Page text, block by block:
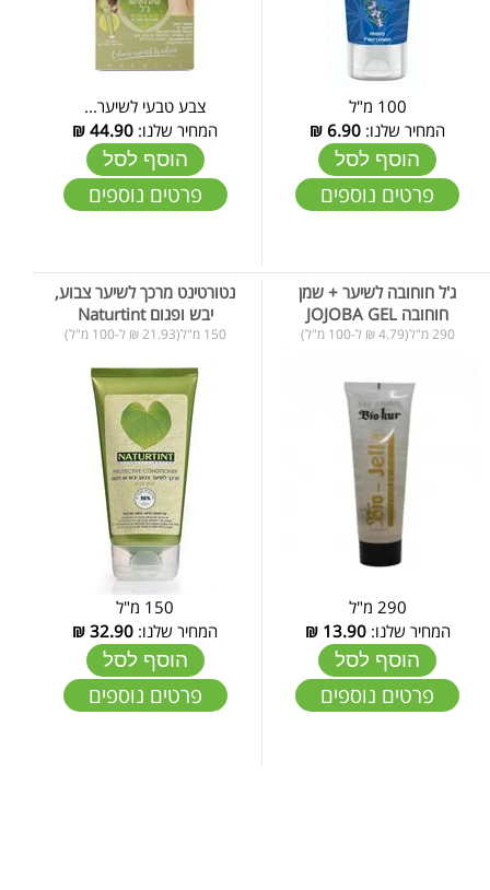
100 מ"ל
המחיר שלנו: 6.90
₪
הוסף לסל
פרטים נוספים
צבע טבעי לשיער...
המחיר שלנו: 44.90
₪
הוסף לסל
פרטים נוספים
ג'ל חוחובה לשיער + שמן
חוחובה JOJOBA GEL
290 מ"ל(4.79 ₪ ל-100 מ"ל)
290 מ"ל
המחיר שלנו:13.90
₪
הוסף לסל
פרטים נוספים
נטורטינט מרכך לשיער צבוע,
יבש ופגום Naturtint
150 מ"ל(21.93 ₪ ל-100 מ"ל)
150 מ"ל
המחיר שלנו: 32.90
₪
הוסף לסל
פרטים נוספים